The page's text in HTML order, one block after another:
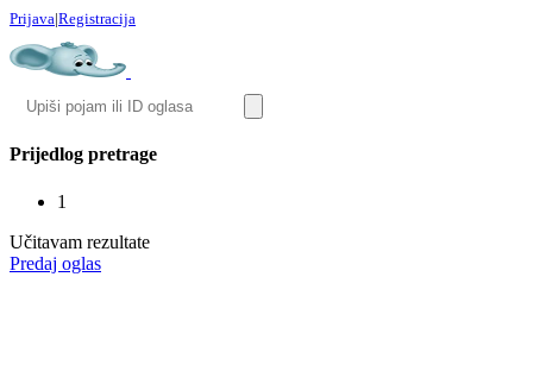
Prijava|Registracija
Prijedlog pretrage
1
Učitavam rezultate
Predaj oglas